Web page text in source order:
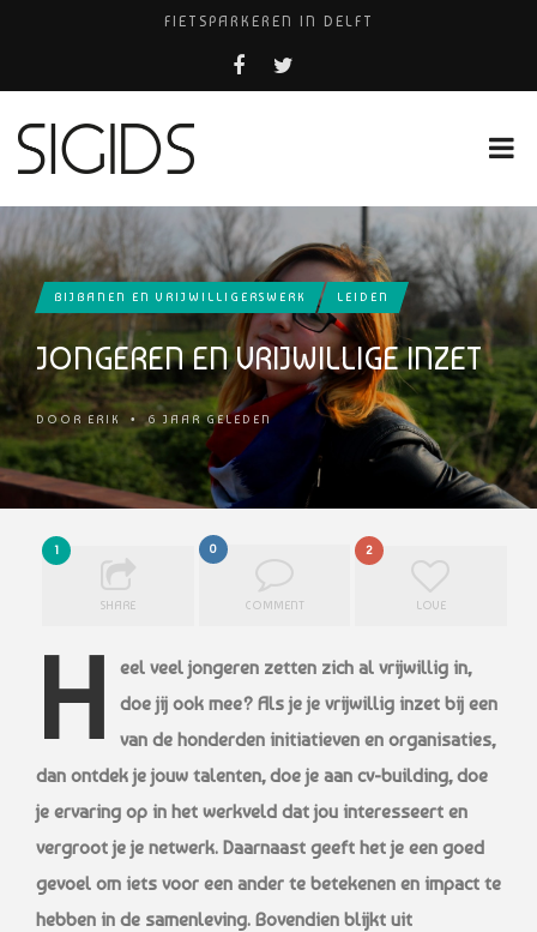
FIETSPARKEREN IN DELFT
PIZZERIA POMPEÏ ￼
BELEEF DE MAGIE VAN FILM BIJ KINEPOLIS
BIJBANEN EN VRIJWILLIGERSWERK LEIDEN
JONGEREN EN VRIJWILLIGE INZET
DOOR ERIK • 6 JAAR GELEDEN
1
SHARE
0
COMMENT
2
LOVE
H
eel veel jongeren zetten zich al vrijwillig in,
doe jij ook mee? Als je je vrijwillig inzet bij een
van de honderden initiatieven en organisaties,
dan ontdek je jouw talenten, doe je aan cv-building, doe
je ervaring op in het werkveld dat jou interesseert en
vergroot je je netwerk. Daarnaast geeft het je een goed
gevoel om iets voor een ander te betekenen en impact te
hebben in de samenleving. Bovendien blijkt uit